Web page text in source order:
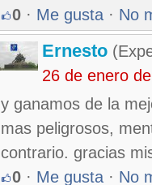
0 · Me gusta · No
Ernesto
26 de enero
y ganamos de la
mas peligrosos,
contrario. gracias
0 · Me gusta · No